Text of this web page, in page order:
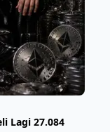
Lagi 27.084